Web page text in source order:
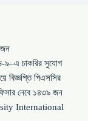
জন
৯–এ চাকরির সুযোগ
বিজ্ঞপ্তি পিএসসির
নেবে ১৪৩৯ জন
International